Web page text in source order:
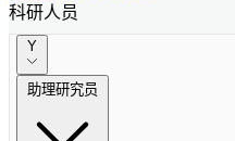
科研人员
Y
助理研究员